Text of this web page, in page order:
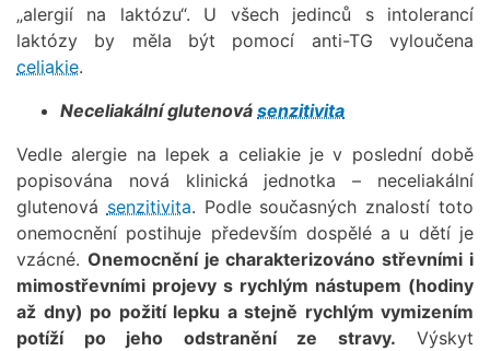
„alergií na laktózu“. U všech jedinců s intolerancí
laktózy by měla být pomocí anti-TG vyloučena
celiakie.
Neceliakální glutenová senzitivita
Vedle alergie na lepek a celiakie je v poslední době
popisována nová klinická jednotka – neceliakální
glutenová senzitivita. Podle současných znalostí toto
onemocnění postihuje především dospělé a u dětí je
vzácné. Onemocnění je charakterizováno střevními i
mimostřevními projevy s rychlým nástupem (hodiny
až dny) po požití lepku a stejně rychlým vymizením
potíží po jeho odstranění ze stravy. Výskyt